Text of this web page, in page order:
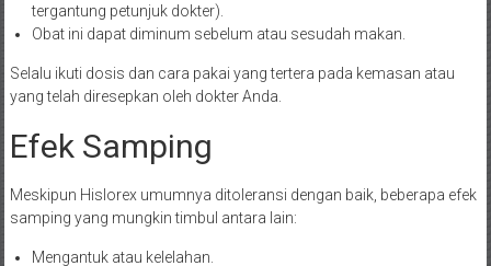
tergantung petunjuk dokter).
Obat ini dapat diminum sebelum atau sesudah makan.
Selalu ikuti dosis dan cara pakai yang tertera pada kemasan atau
yang telah diresepkan oleh dokter Anda.
Efek Samping
Meskipun Hislorex umumnya ditoleransi dengan baik, beberapa efek
samping yang mungkin timbul antara lain:
Mengantuk atau kelelahan.